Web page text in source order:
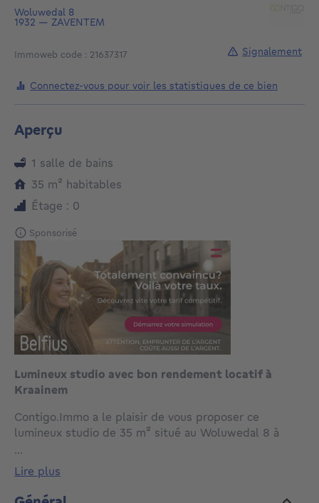
Woluwedal 8
1932 — ZAVENTEM
Immoweb code : 21637317
Connectez-vous pour voir les statistiques de ce bien
Signalement
Aperçu
1 salle de bains
35 m² mètres carrés
habitables
Étage : 0
Sponsorisé
Lumineux studio avec bon rendement locatif à
Kraainem
Contigo.Immo a le plaisir de vous proposer ce
lumineux studio de 35 m² situé au Woluwedal 8 à
Le bien bénéficie d'une localisation prisée dans un
environnement résidentiel calme et verdoyant, à
...
lire plus